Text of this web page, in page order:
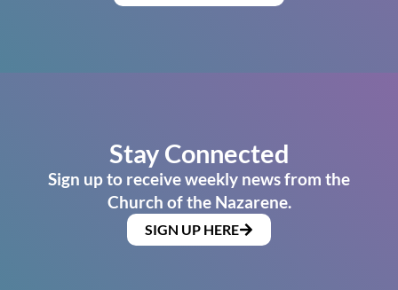
Stay Connected
Sign up to receive weekly news from the
Church of the Nazarene.
SIGN UP HERE